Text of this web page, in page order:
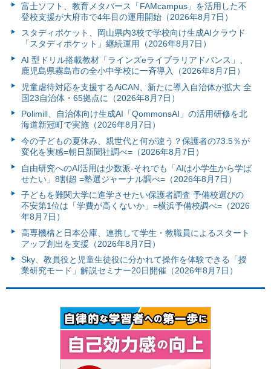
富⼠ソフト、教育メタバース「FAMcampus」を活用した不
登校支援が大府市で4年目の運用開始（2026年8月7日）
スタディポケット、岡山県内3校で学校向け生成AIクラウド
「スタディポケット」継続運用（2026年8月7日）
AI 型ドリル搭載教材「ラインズeライブラリアドバンス」、
鹿児島県霧島市の全小中学校に一斉導入（2026年8月7日）
児童虐待対応を支援するAiCAN、新たに導入自治体が拡大 全
国23自治体・65拠点に（2026年8月7日）
Polimill、自治体向け生成AI「QommonsAI」の活用研修を北
海道新冠町で実施（2026年8月7日）
今の子どもの夏休み、親世代と何が違う？保護者の73.5％が
変化を実感=朝日新聞社調べ=（2026年8月7日）
自由研究へのAI活用は少数派-それでも「AIは小学生から学ば
せたい」8割超 =塾選ジャーナル調べ=（2026年8月7日）
子どもを難関大学に進学させたい保護者調査 予備校選びの
不安第1位は「学費が高くないか」=横浜予備校調べ=（2026
年8月7日）
高専機構と日本公庫、連携して学生・教職員によるスタート
アップ創出を支援（2026年8月7日）
Sky、教員役と児童生徒役に分かれて操作を体験できる「授
業研究モード」解説セミナー20日開催（2026年8月7日）